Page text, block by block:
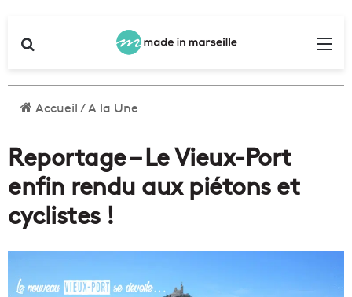
Accueil/A la Une
Reportage – Le Vieux-Port
enfin rendu aux piétons et
cyclistes !